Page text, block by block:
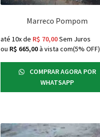
Marreco Pompom
até 10x de R$ 70,00Sem Juros
ou R$ 665,00à vista com(5% OFF)
COMPRAR AGORA POR
WHATSAPP